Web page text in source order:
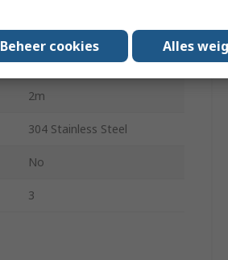
Bare Wire Tail
RTL-M05-L050-K02
2m
304 Stainless Steel
No
3
Beheer cookies Alles